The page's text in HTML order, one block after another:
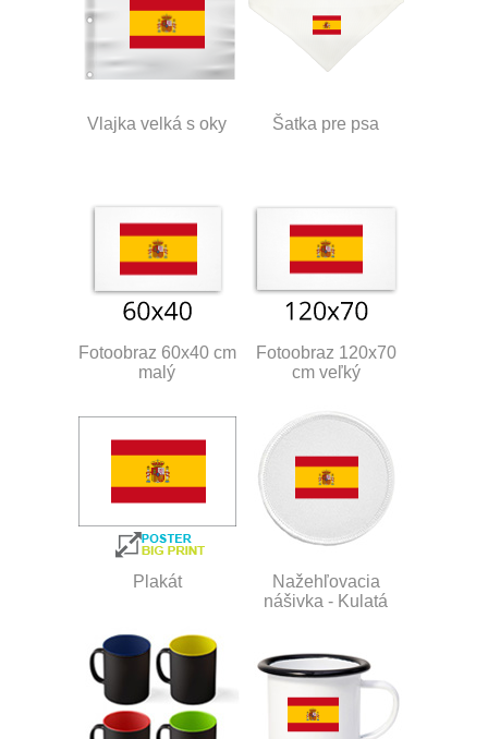
Vlajka velká s oky Šatka pre psa
Fotoobraz 60x40 cm
malý
Fotoobraz 120x70
cm veľký
Plakát
Nažehľovacia
nášivka - Kulatá